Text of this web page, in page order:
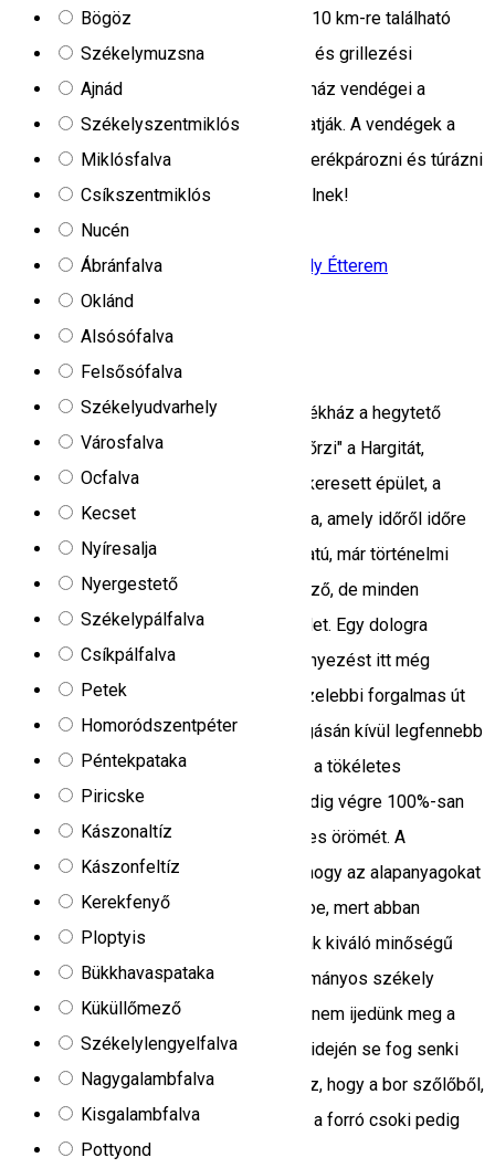
Bögöz
Székelymuzsna
Ajnád
Székelyszentmiklós
Miklósfalva
Csíkszentmiklós
Nucén
Ábránfalva
Oklánd
Alsósófalva
Felsősófalva
Székelyudvarhely
Városfalva
Ocfalva
Kecset
Nyíresalja
Nyergestető
Székelypálfalva
Csíkpálfalva
Petek
Homoródszentpéter
Péntekpataka
Piricske
Kászonaltíz
Kászonfeltíz
Kerekfenyő
Ploptyis
Bükkhavaspataka
Küküllőmező
Székelylengyelfalva
Nagygalambfalva
Kisgalambfalva
Pottyond
A Szentegyházán, a Logobo felvonótól 10 km-re található
Kalibáskő szabadtéri úszómedencével és grillezési
lehetőséggel várja vendégeit. Az üdülőház vendégei a
teljesen felszerelt konyhát is használhatják. A vendégek a
teraszon is pihenhetnek. A környéken kerékpározni és túrázni
is lehet. A szálláson magyarul is beszélnek!
DN13A, Romania
MenedékházFamily-friendly szálláshely Étterem
Zárva
Madarasi Hargita Menedékház
Az 1941-ben felépült Madarasi Menedékház a hegytető
legrégebbi épülete, több, mint 60 éve „őrzi" a Hargitát,
évtizedek óta a turisták által elsőre felkeresett épület, a
tulajdonképpeni síparadicsom központja, amely időről időre
megújul. A menedekhaz sajátos hangulatú, már történelmi
jelentőségűnek mondott, luxust nélkülöző, de minden
civilizációs szükségletet kielégítő épület. Egy dologra
különösen büszkék vagyunk: a zajszennyezést itt még
távolról sem ismerjük. Ugyanis a legközelebbi forgalmas út
kilométerekre van, és a fenyőfák susogásán kívül legfennebb
a madarak csicsergése zavarhatja meg a tökéletes
nyugalmat. Kényelmes szobáinkban pedig végre 100%-san
kiélvezheti egy csendes éjszaka összes örömét. A
menedékház szakácsa arra törekszik, hogy az alapanyagokat
székelyföldi kistermelőktől szerezze be, mert abban
hiszünk, hogy igazán ízletes ételek csak kiváló minőségű
alapanyagokból készülhetnek. A hagyományos székely
konyha klasszikusait nagyon tudjuk, de nem ijedünk meg a
speciális kérésektől sem, így nagyböjt idején se fog senki
éhesen távozni. Abban is biztos lehetsz, hogy a bor szőlőből,
a pálinka gyümölcsből, a sör malátából, a forró csoki pedig
csokiból készült.